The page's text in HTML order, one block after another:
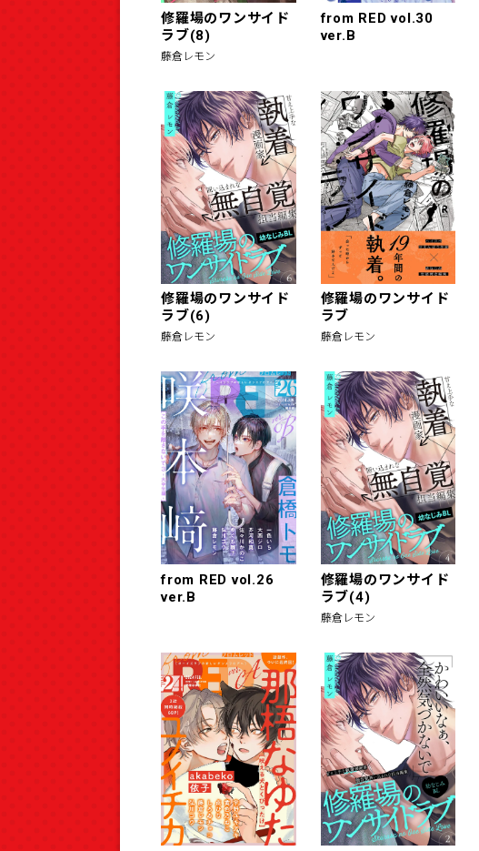
修羅場のワンサイド
ラブ(8)
藤倉レモン
from RED vol.30
ver.B
修羅場のワンサイド
ラブ(6)
藤倉レモン
修羅場のワンサイド
ラブ
藤倉レモン
from RED vol.26
ver.B
修羅場のワンサイド
ラブ(4)
藤倉レモン